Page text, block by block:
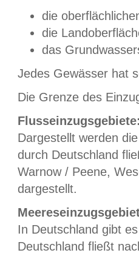
die
die
das
Jedes Gewässer hat
Die Grenze des
Dargestellt werden
durch Deutschland
Warnow / Peene,
dargestellt.
In Deutschland gibt
Deutschland fließt